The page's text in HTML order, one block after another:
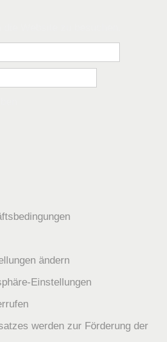
ändern
Einstellungen
werden zur Förderung der